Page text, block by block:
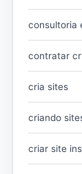
consultoria
contratar
cria sites
criando
criar site